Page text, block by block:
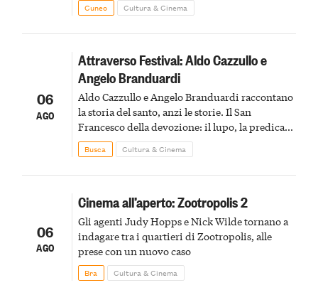
Cuneo Cultura & Cinema
06
AGO
Attraverso Festival: Aldo Cazzullo e
Angelo Branduardi
Aldo Cazzullo e Angelo Branduardi raccontano
la storia del santo, anzi le storie. Il San
Francesco della devozione: il lupo, la predica
agli uccelli, le stimmate
Busca Cultura & Cinema
06
AGO
Cinema all’aperto: Zootropolis 2
Gli agenti Judy Hopps e Nick Wilde tornano a
indagare tra i quartieri di Zootropolis, alle
prese con un nuovo caso
Bra Cultura & Cinema